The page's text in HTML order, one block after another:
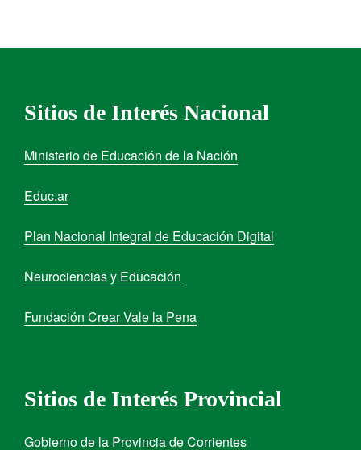
Sitios de Interés Nacional
Ministerio de Educación de la Nación
Educ.ar
Plan Nacional Integral de Educación Digital
Neurociencias y Educación
Fundación Crear Vale la Pena
Sitios de Interés Provincial
Gobierno de la Provincia de Corrientes